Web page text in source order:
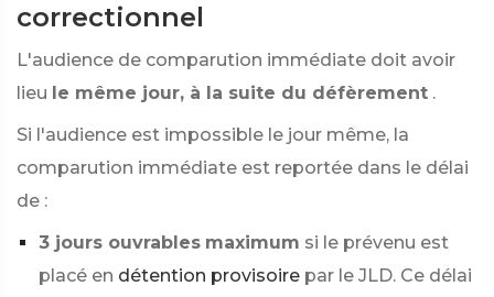
correctionnel
L'audience de comparution immédiate doit avoir
lieu le même jour, à la suite du défèrement .
Si l'audience est impossible le jour même, la
comparution immédiate est reportée dans le délai
de :
3 jours ouvrables maximum si le prévenu est
placé en détention provisoire par le JLD. Ce délai